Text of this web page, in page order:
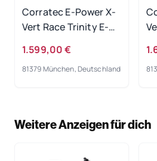
Corratec E-Power X-
Vert Race Trinity E-
1.599,00 €
81379 München, Deutschland
Weitere Anzeigen für dich